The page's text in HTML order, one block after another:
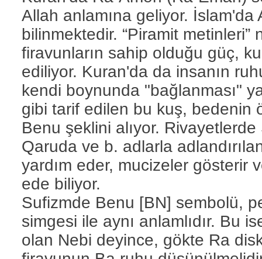
Allah anlamına geliyor. İslam'da
bilinmektedir. “Piramit metinleri”
firavunların sahip olduğu güç,
ediliyor. Kuran'da da insanın
kendi boynunda "bağlanması"
gibi tarif edilen bu kuş, bedenin
Benu şeklini alıyor.
Qaruda ve b. adlarla
yardım eder, mucizeler gösterir
ede biliyor.
Sufizmde Benu [BN] sembolü,
simgesi ile aynı anlamlıdır. Bu
olan Nebi deyince, gökte Ra